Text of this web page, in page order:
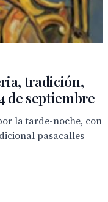
tradición,
de septiembre
la tarde-noche, con
pasacalles